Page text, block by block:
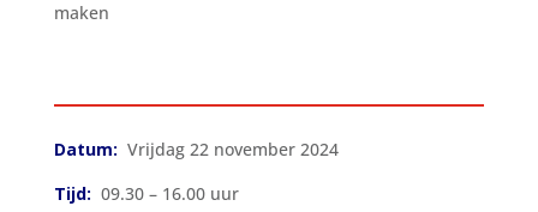
maken
Datum: Vrijdag 22 november 2024
Tijd: 09.30 – 16.00 uur